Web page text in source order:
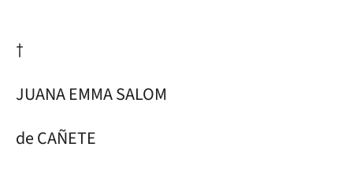
†
JUANA EMMA SALOM
de CAÑETE